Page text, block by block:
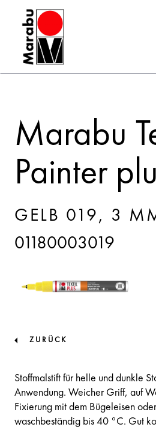
Marabu
Painter
GELB 019, 3
01180003019
ZURÜCK
Stoffmalstift für helle und dunkle
Anwendung. Weicher Griff, auf
Fixierung mit dem Bügeleisen
waschbeständig bis 40 °C. Gut